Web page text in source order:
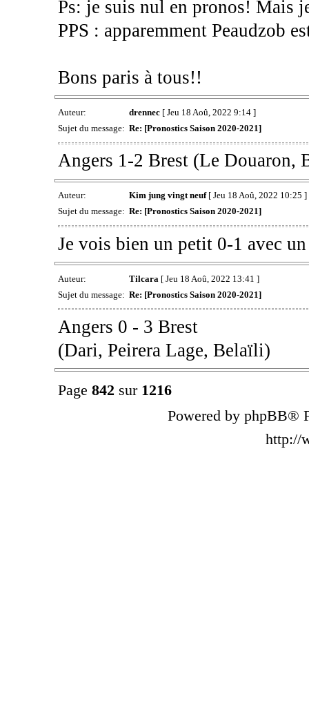
Ps: je suis nul en pronos! Mais
PPS : apparemment Peaudzob
Bons paris à tous!!
Auteur: drennec[ Jeu 18 Aoû, 2022 9:14 ]
Sujet du message: Re: [Pronostics Saison 2020-2021]
Angers 1-2 Brest (Le Douaron,
Auteur: Kim jung vingt neuf[ Jeu 18 Aoû, 2022 10:25 ]
Sujet du message: Re: [Pronostics Saison 2020-2021]
Je vois bien un petit 0-1 avec
Auteur: Tilcara [ Jeu 18 Aoû, 2022 13:41 ]
Sujet du message: Re: [Pronostics Saison 2020-2021]
Angers 0 - 3 Brest
(Dari, Peirera Lage, Belaïli)
Page 842 sur 1216
Powered by phpBB®
http://